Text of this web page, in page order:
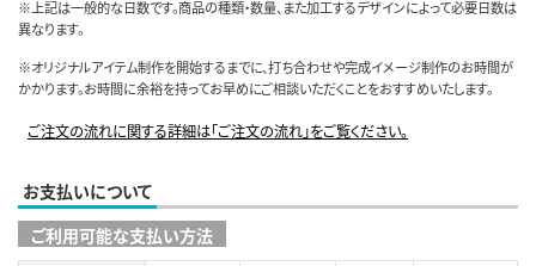
※上記は一般的な日数です。商品の種類・数量、また加工するデザインによって必要日数は
異なります。
※オリジナルアイテム制作を開始するまでに、打ち合わせや完成イメージ制作のお時間が
かかります。お時間に余裕を持ってお早めにご相談いただくことをおすすめいたします。
ご注文の流れに関する詳細は「ご注文の流れ」をご覧ください。
お支払いについて
ご利用可能な支払い方法